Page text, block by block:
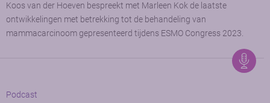
Koos van der Hoeven bespreekt met Marleen Kok de laatste
ontwikkelingen met betrekking tot de behandeling van
mammacarcinoom gepresenteerd tijdens ESMO Congress 2023.
Podcast